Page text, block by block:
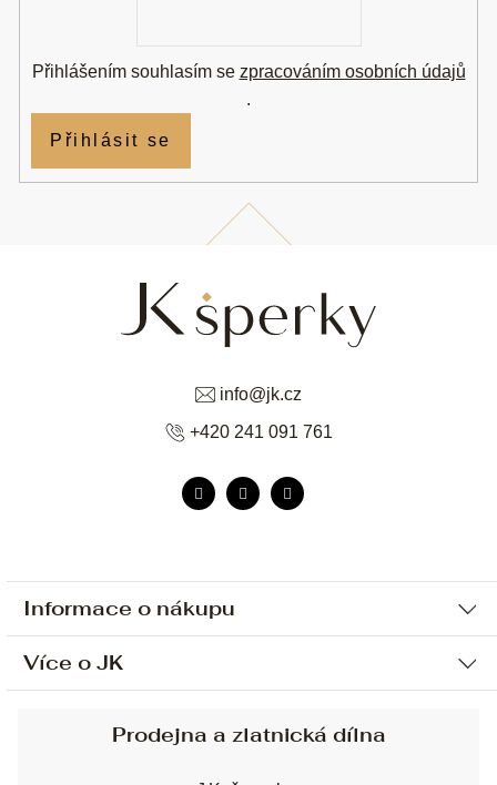
Informace o nákupu
Ochrana osobních údajů
Sjednání osobní schůzky
Obchodní podmínky
Více o JK
info@jk.cz
+420 241 091 761
Přihlášením souhlasím se zpracováním osobních údajů
.
Přihlásit se
Prodejna a zlatnická dílna